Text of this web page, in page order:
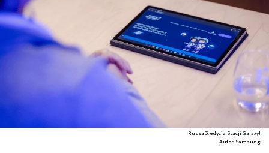
Rusza 3. edycja Stacji Galaxy!
Autor. Samsung